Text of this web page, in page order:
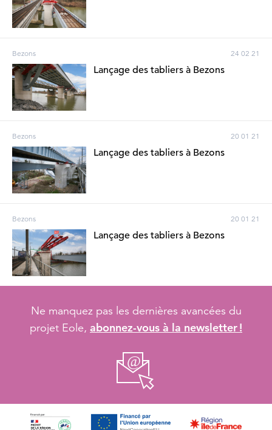
Bezons 24 02 21
Lançage des tabliers à Bezons
Bezons 20 01 21
Lançage des tabliers à Bezons
Bezons 20 01 21
Lançage des tabliers à Bezons
Ne manquez pas les dernières avancées du
projet Eole, abonnez-vous à la newsletter !